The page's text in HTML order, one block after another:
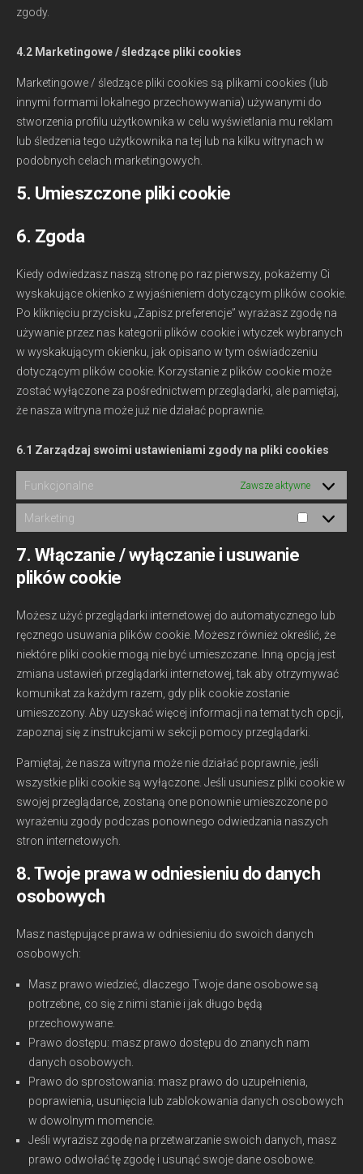
zgody.
4.2 Marketingowe / śledzące pliki cookies
Marketingowe / śledzące pliki cookies są plikami cookies (lub
innymi formami lokalnego przechowywania) używanymi do
stworzenia profilu użytkownika w celu wyświetlania mu reklam
lub śledzenia tego użytkownika na tej lub na kilku witrynach w
podobnych celach marketingowych.
5. Umieszczone pliki cookie
6. Zgoda
Kiedy odwiedzasz naszą stronę po raz pierwszy, pokażemy Ci
wyskakujące okienko z wyjaśnieniem dotyczącym plików cookie.
Po kliknięciu przycisku „Zapisz preferencje” wyrażasz zgodę na
używanie przez nas kategorii plików cookie i wtyczek wybranych
w wyskakującym okienku, jak opisano w tym oświadczeniu
dotyczącym plików cookie. Korzystanie z plików cookie może
zostać wyłączone za pośrednictwem przeglądarki, ale pamiętaj,
że nasza witryna może już nie działać poprawnie.
6.1 Zarządzaj swoimi ustawieniami zgody na pliki cookies
Funkcjonalne Zawsze aktywne
Marketing
7. Włączanie / wyłączanie i usuwanie
plików cookie
Możesz użyć przeglądarki internetowej do automatycznego lub
ręcznego usuwania plików cookie. Możesz również określić, że
niektóre pliki cookie mogą nie być umieszczane. Inną opcją jest
zmiana ustawień przeglądarki internetowej, tak aby otrzymywać
komunikat za każdym razem, gdy plik cookie zostanie
umieszczony. Aby uzyskać więcej informacji na temat tych opcji,
zapoznaj się z instrukcjami w sekcji pomocy przeglądarki.
Pamiętaj, że nasza witryna może nie działać poprawnie, jeśli
wszystkie pliki cookie są wyłączone. Jeśli usuniesz pliki cookie w
swojej przeglądarce, zostaną one ponownie umieszczone po
wyrażeniu zgody podczas ponownego odwiedzania naszych
stron internetowych.
8. Twoje prawa w odniesieniu do danych
osobowych
Masz następujące prawa w odniesieniu do swoich danych
osobowych:
Masz prawo wiedzieć, dlaczego Twoje dane osobowe są
potrzebne, co się z nimi stanie i jak długo będą
przechowywane.
Prawo dostępu: masz prawo dostępu do znanych nam
danych osobowych.
Prawo do sprostowania: masz prawo do uzupełnienia,
poprawienia, usunięcia lub zablokowania danych osobowych
w dowolnym momencie.
Jeśli wyrazisz zgodę na przetwarzanie swoich danych, masz
prawo odwołać tę zgodę i usunąć swoje dane osobowe.